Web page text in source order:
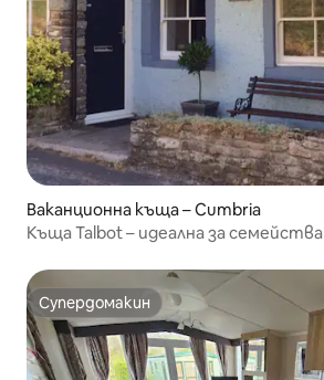
Ваканционна къща – Cumbria
Къща Talbot – идеална за семейства
Супердомакин
Супердомакин